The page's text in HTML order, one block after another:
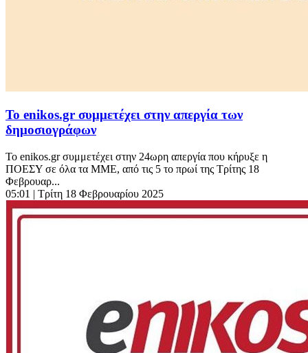
To enikos.gr συμμετέχει στην απεργία των
δημοσιογράφων
Το enikos.gr συμμετέχει στην 24ωρη απεργία που κήρυξε η
ΠΟΕΣΥ σε όλα τα ΜΜΕ, από τις 5 το πρωί της Τρίτης 18
Φεβρουαρ...
05:01 | Τρίτη 18 Φεβρουαρίου 2025